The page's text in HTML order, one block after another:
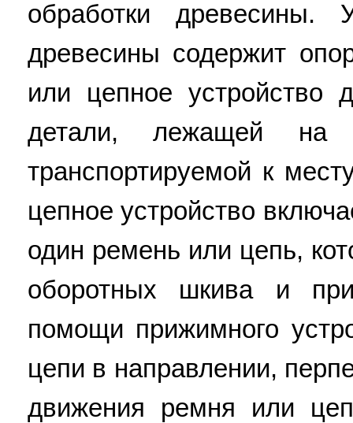
обработки древесины.
древесины содержит
или цепное устройство
детали, лежащей
транспортируемой к
цепное устройство
один ремень или цепь,
оборотных шкива и
помощи прижимного
цепи в направлении,
движения ремня или